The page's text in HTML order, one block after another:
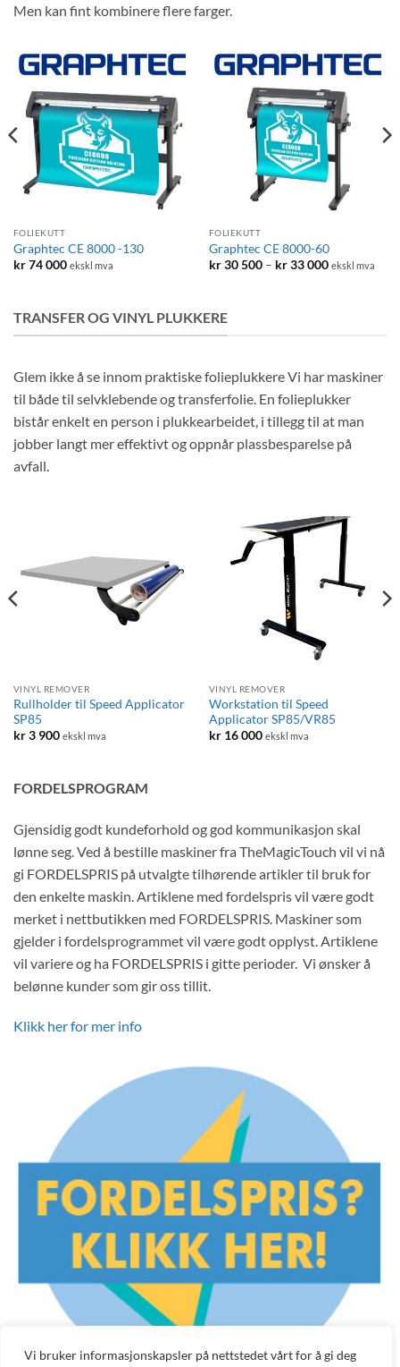
Vi bruker informasjonskapsler på nettstedet vårt for å gi deg
Men kan fint kombinere flere farger.
FOLIEKUTT
Graphtec CE 8000 -130
kr74 000 ekskl mva
FOLIEKUTT
Graphtec CE 8000-60
kr30 500 – kr33 000Prisområde:
ekskl mva
TRANSFER OG VINYL PLUKKERE
Glem ikke å se innom praktiske folieplukkere Vi har maskiner
til både til selvklebende og transferfolie. En folieplukker
bistår enkelt en person i plukkearbeidet, i tillegg til at man
jobber langt mer effektivt og oppnår plassbesparelse på
avfall.
VINYL REMOVER
Rullholder til Speed Applicator
SP85
kr3 900 ekskl mva
VINYL REMOVER
Workstation til Speed
Applicator SP85/VR85
kr16 000 ekskl mva
FORDELSPROGRAM
Gjensidig godt kundeforhold og god kommunikasjon skal
lønne seg. Ved å bestille maskiner fra TheMagicTouch vil vi nå
gi FORDELSPRIS på utvalgte tilhørende artikler til bruk for
den enkelte maskin. Artiklene med fordelspris vil være godt
merket i nettbutikken med FORDELSPRIS. Maskiner som
gjelder i fordelsprogrammet vil være godt opplyst. Artiklene
vil variere og ha FORDELSPRIS i gitte perioder. Vi ønsker å
belønne kunder som gir oss tillit.
Klikk her for mer info